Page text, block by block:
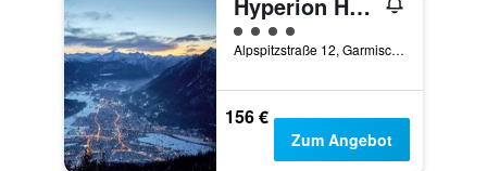
Bewertungskategorie 4
Alpspitzstraße 12, Garmisch-Partenkirchen, Bayern, Deutschland
156 €
Zum Angebot